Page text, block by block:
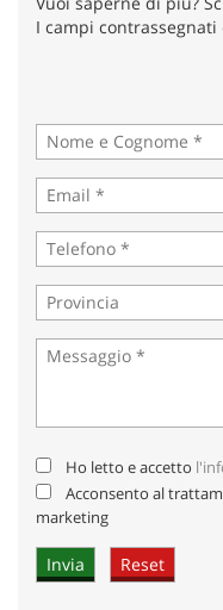
I campi
Ho letto e accetto
Acconsento al
marketing